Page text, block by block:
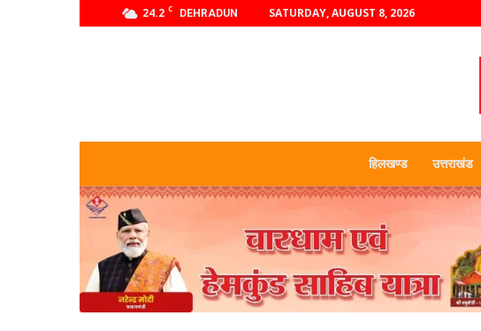
24.2 C DEHRADUN SATURDAY, AUGUST 8, 2026
हिलखण्ड उत्तराखंड